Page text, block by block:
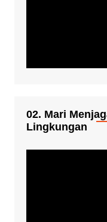
02. Mari
Lingkungan